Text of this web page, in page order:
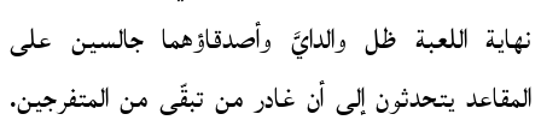
نهاية اللعبة ظل والدايَّ وأصدقاؤهما جالسين على
المقاعد يتحدثون إلى أن غادر من تبقّى من المتفرجين.